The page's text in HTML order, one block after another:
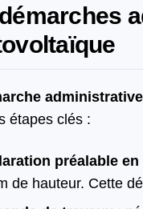
étapes clés :
préalable en
de hauteur. Cette